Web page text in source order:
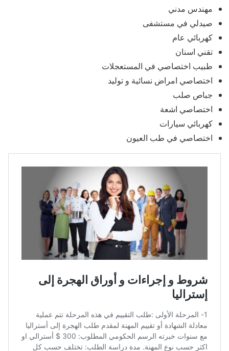
مهندس مدني
صيدلي في مستشفى
كهربائي عام
تقني اسنان
طبيب اختصاصي في المستعجلات
اختصاصي امراض نسائية و توليد
جباص صلب
اختصاصي اشعة
كهربائي سيارات
اختصاصي في طب العيون